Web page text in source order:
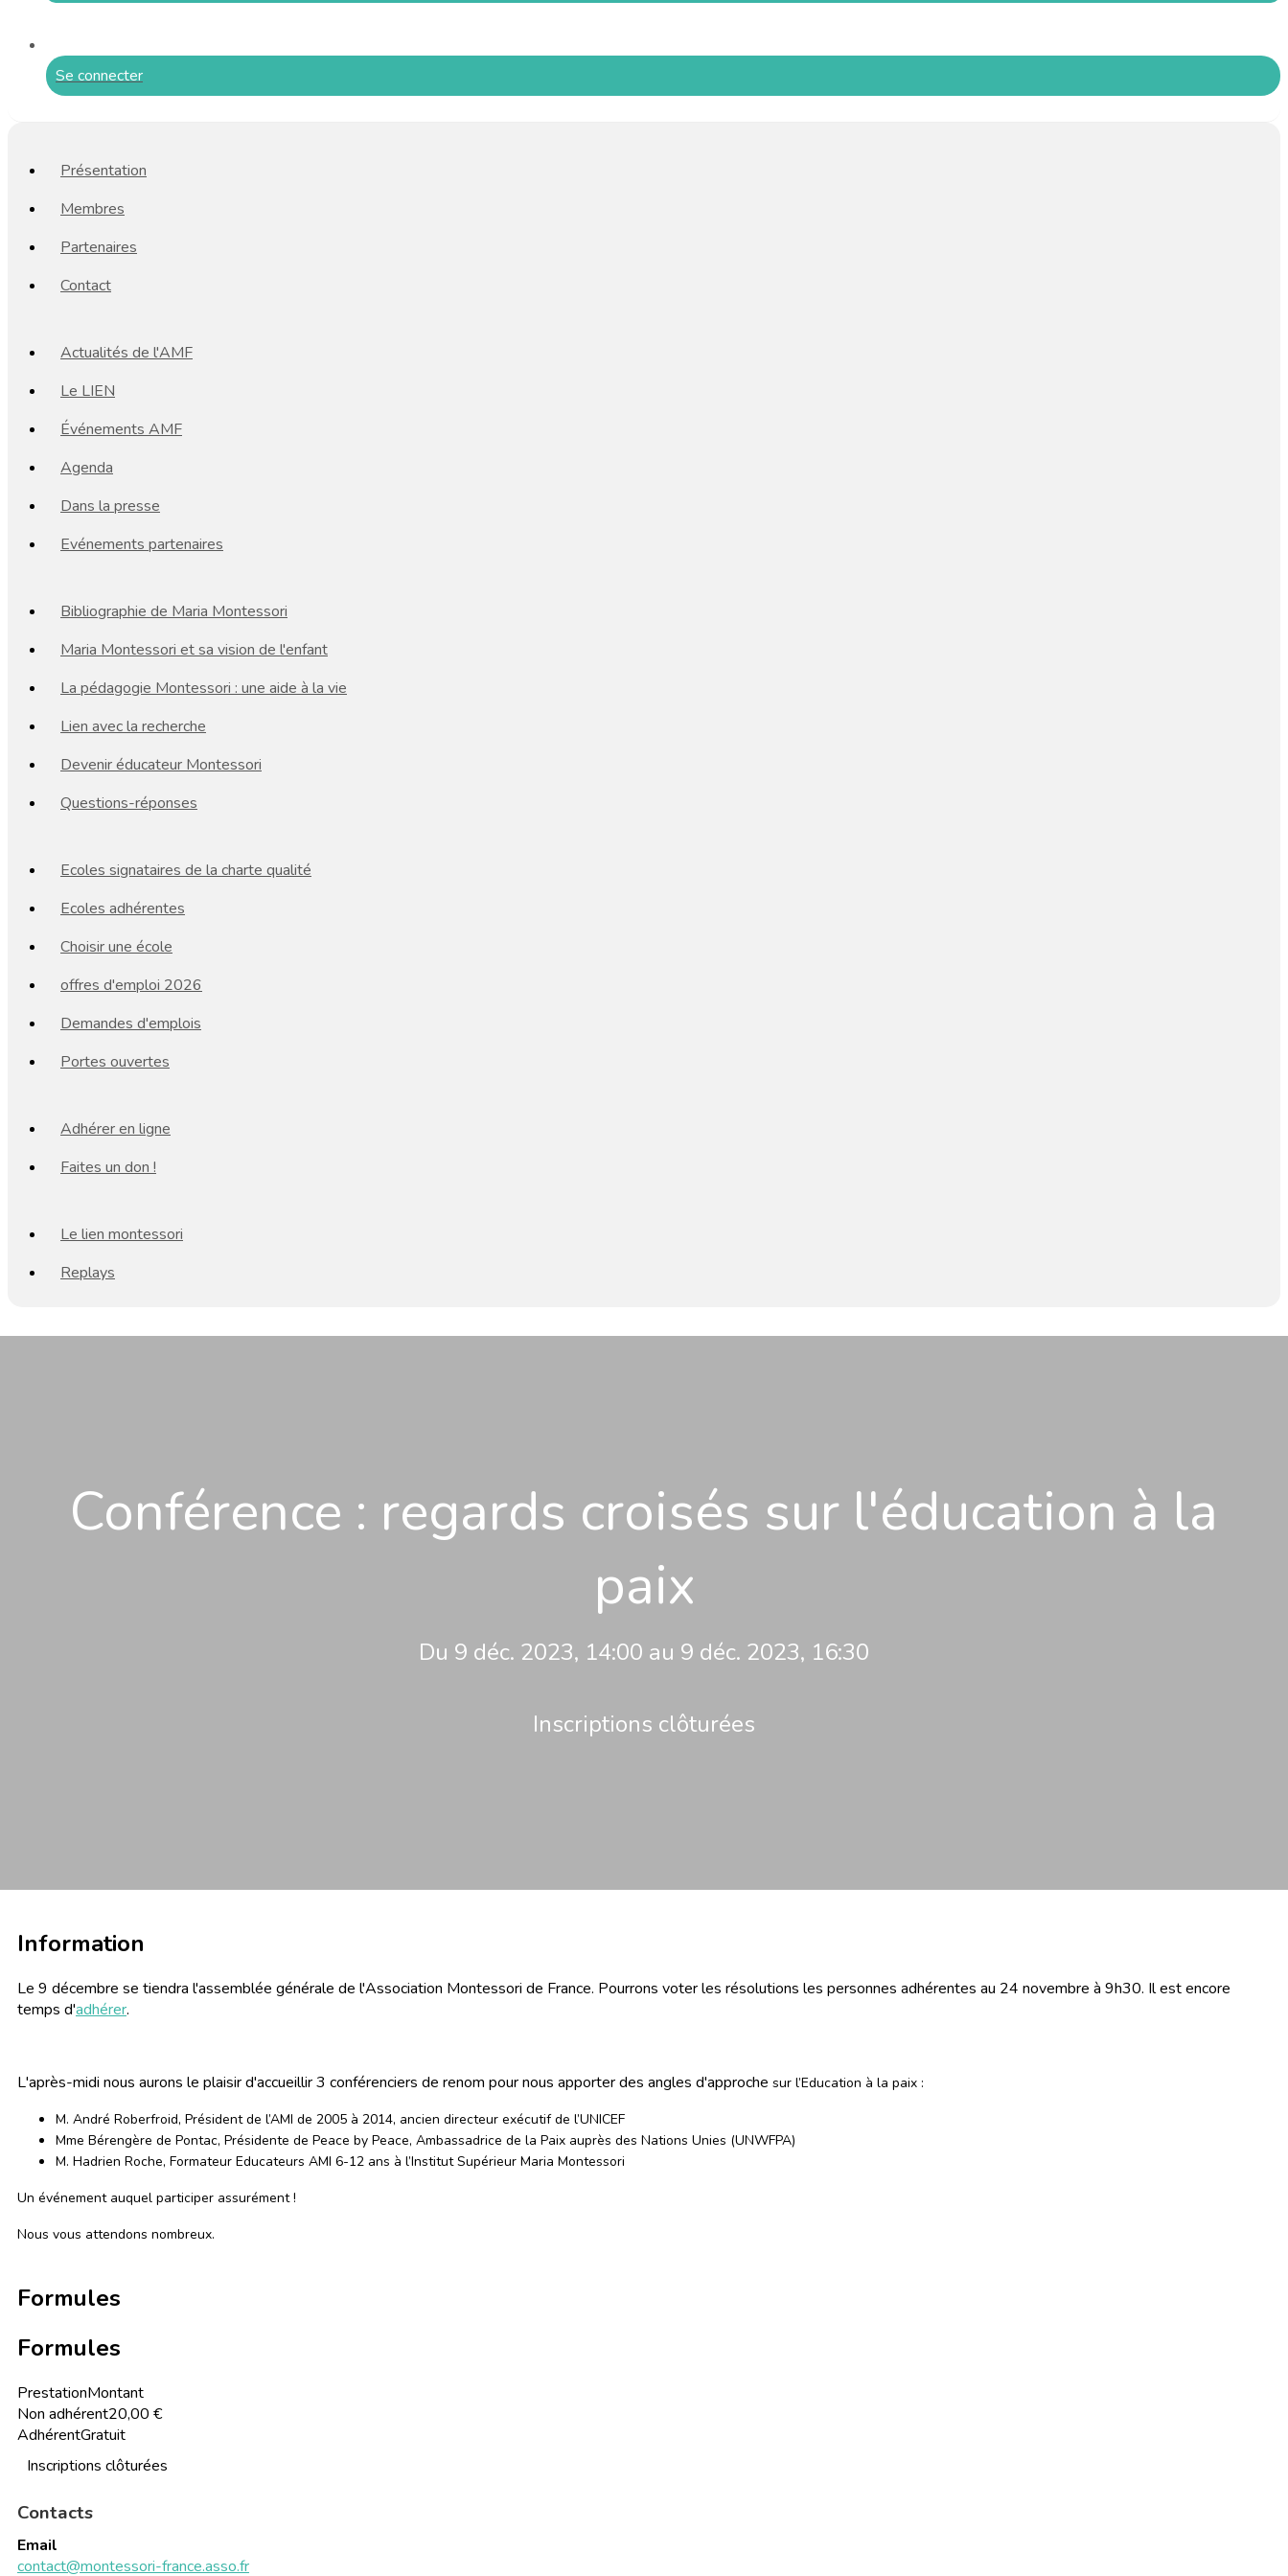
Se connecter
Présentation
Membres
Partenaires
Contact
Actualités de l'AMF
Le LIEN
Événements AMF
Agenda
Dans la presse
Evénements partenaires
Bibliographie de Maria Montessori
Maria Montessori et sa vision de l'enfant
La pédagogie Montessori : une aide à la vie
Lien avec la recherche
Devenir éducateur Montessori
Questions-réponses
Ecoles signataires de la charte qualité
Ecoles adhérentes
Choisir une école
offres d'emploi 2026
Demandes d'emplois
Portes ouvertes
Adhérer en ligne
Faites un don !
Le lien montessori
Replays
Conférence : regards croisés sur l'éducation à la
paix
Du 9 déc. 2023, 14:00 au 9 déc. 2023, 16:30
Inscriptions clôturées
Information
Le 9 décembre se tiendra l'assemblée générale de l'Association Montessori de France. Pourrons voter les résolutions les personnes adhérentes au 24 novembre à 9h30. Il est encore
temps d'adhérer.
L'après-midi nous aurons le plaisir d'accueillir 3 conférenciers de renom pour nous apporter des angles d'approche sur l’Education à la paix :
M. André Roberfroid, Président de l’AMI de 2005 à 2014, ancien directeur exécutif de l’UNICEF
Mme Bérengère de Pontac, Présidente de Peace by Peace, Ambassadrice de la Paix auprès des Nations Unies (UNWFPA)
M. Hadrien Roche, Formateur Educateurs AMI 6-12 ans à l’Institut Supérieur Maria Montessori
Un événement auquel participer assurément !
Nous vous attendons nombreux.
Formules
Formules
PrestationMontant
Non adhérent20,00 €
AdhérentGratuit
Inscriptions clôturées
Contacts
Email
contact@montessori-france.asso.fr